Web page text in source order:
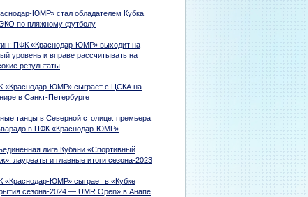
ЮМР» стал обладателем Кубка
по пляжному футболу
ПФК «Краснодар-ЮМР» выходит на
уровень и вправе рассчитывать на
результаты
«Краснодар-ЮМР» сыграет с ЦСКА на
в Санкт-Петербурге
танцы в Северной столице: премьера
в ПФК «Краснодар-ЮМР»
лига Кубани «Спортивный
лауреаты и главные итоги сезона-2023
«Краснодар-ЮМР» сыграет в «Кубке
сезона-2024 — UMR Open» в Анапе